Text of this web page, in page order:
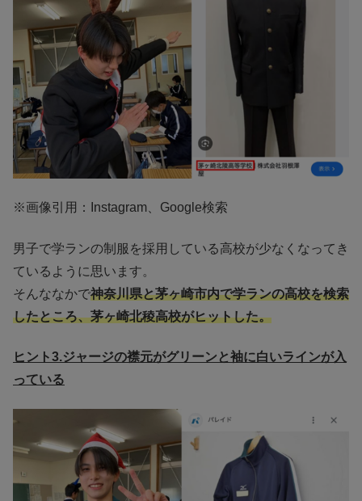
※画像引用：Instagram、Google検索
男子で学ランの制服を採用している高校が少なくなってき
ているように思います。
そんななかで神奈川県と茅ヶ崎市内で学ランの高校を検索
したところ、茅ヶ崎北稜高校がヒットした。
ヒント3.ジャージの襟元がグリーンと袖に白いラインが入
っている